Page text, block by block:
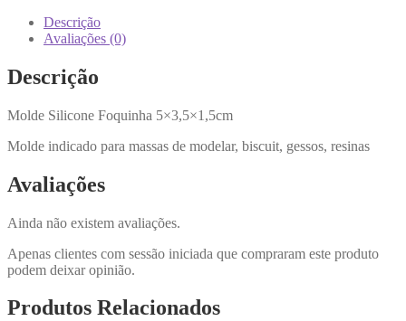
Descrição
Avaliações (0)
Descrição
Molde Silicone Foquinha 5×3,5×1,5cm
Molde indicado para massas de modelar, biscuit, gessos, resinas
Avaliações
Ainda não existem avaliações.
Apenas clientes com sessão iniciada que compraram este produto
podem deixar opinião.
Produtos Relacionados